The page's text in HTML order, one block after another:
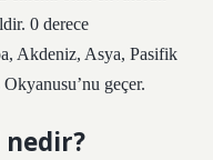
0 derece
Akdeniz, Asya, Pasifik
geçer.